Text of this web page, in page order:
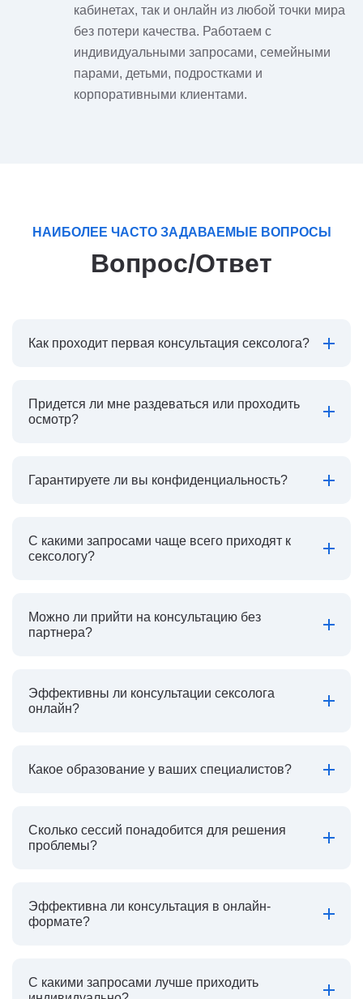
кабинетах, так и онлайн из любой точки мира
без потери качества. Работаем с
индивидуальными запросами, семейными
парами, детьми, подростками и
корпоративными клиентами.
НАИБОЛЕЕ ЧАСТО ЗАДАВАЕМЫЕ ВОПРОСЫ
Вопрос/Ответ
Как проходит первая консультация сексолога?
Придется ли мне раздеваться или проходить
осмотр?
Гарантируете ли вы конфиденциальность?
С какими запросами чаще всего приходят к
сексологу?
Можно ли прийти на консультацию без
партнера?
Эффективны ли консультации сексолога
онлайн?
Какое образование у ваших специалистов?
Сколько сессий понадобится для решения
проблемы?
Эффективна ли консультация в онлайн-
формате?
С какими запросами лучше приходить